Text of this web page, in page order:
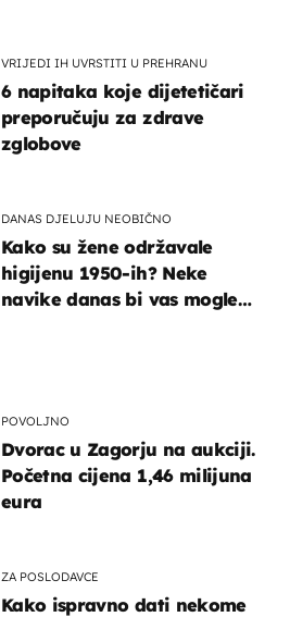
VRIJEDI IH UVRSTITI U PREHRANU
6 napitaka koje dijetetičari
preporučuju za zdrave
zglobove
DANAS DJELUJU NEOBIČNO
Kako su žene održavale
higijenu 1950-ih? Neke
navike danas bi vas mogle
POVOLJNO
Dvorac u Zagorju na aukciji.
Početna cijena 1,46 milijuna
eura
ZA POSLODAVCE
Kako ispravno dati nekome